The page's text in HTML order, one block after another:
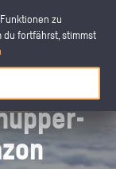
zu
du fortfährst, stimmst